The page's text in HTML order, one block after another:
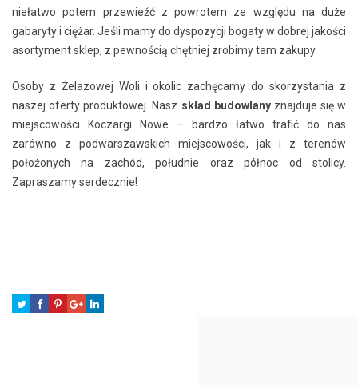
niełatwo potem przewieźć z powrotem ze względu na duże
gabaryty i ciężar. Jeśli mamy do dyspozycji bogaty w dobrej jakości
asortyment sklep, z pewnością chętniej zrobimy tam zakupy.
Osoby z Żelazowej Woli i okolic zachęcamy do skorzystania z
naszej oferty produktowej. Nasz skład budowlanyznajduje się w
miejscowości Koczargi Nowe – bardzo łatwo trafić do nas
zarówno z podwarszawskich miejscowości, jak i z terenów
położonych na zachód, południe oraz północ od stolicy.
Zapraszamy serdecznie!